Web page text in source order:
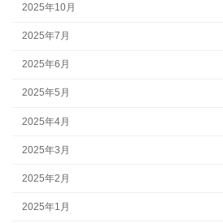
2025年10月
2025年7月
2025年6月
2025年5月
2025年4月
2025年3月
2025年2月
2025年1月